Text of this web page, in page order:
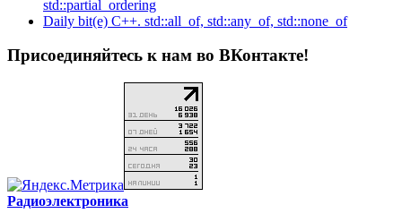
std::partial_ordering
Daily bit(e) C++. std::all_of, std::any_of, std::none_of
Присоединяйтесь к нам во ВКонтакте!
Радиоэлектроника